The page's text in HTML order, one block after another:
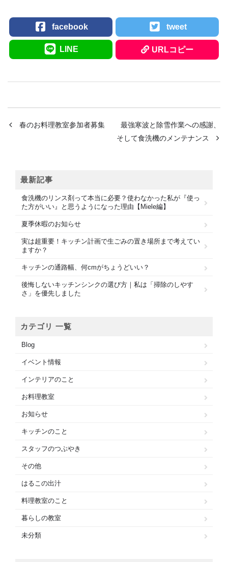
facebook tweet
LINE URLコピー
春のお料理教室参加者募集
最強寒波と除雪作業への感謝、
そして食洗機のメンテナンス
最新記事
食洗機のリンス剤って本当に必要？使わなかった私が『使っ
た方がいい』と思うようになった理由【Miele編】
夏季休暇のお知らせ
実は超重要！キッチン計画で生ごみの置き場所まで考えてい
ますか？
キッチンの通路幅、何cmがちょうどいい？
後悔しないキッチンシンクの選び方｜私は「掃除のしやす
さ」を優先しました
カテゴリ 一覧
Blog
イベント情報
インテリアのこと
お料理教室
お知らせ
キッチンのこと
スタッフのつぶやき
その他
はるこの出汁
料理教室のこと
暮らしの教室
未分類